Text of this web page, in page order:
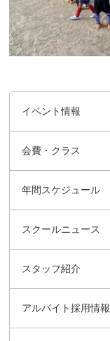
イベント情報
会費・クラス
年間スケジュール
スクールニュース
スタッフ紹介
アルバイト採用情報